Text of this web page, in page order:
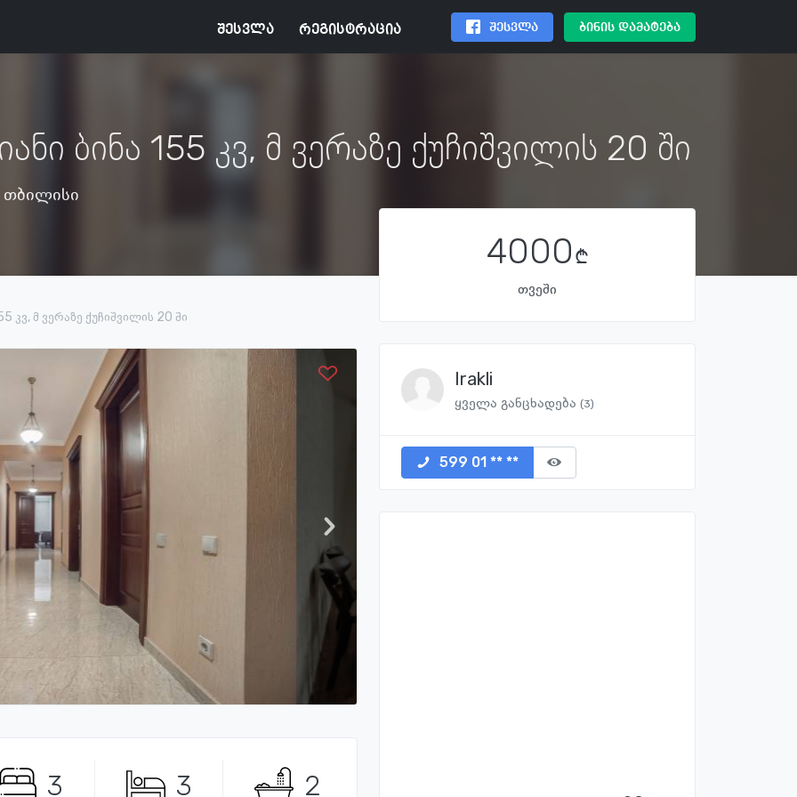
შესვლა რეგისტრაცია შესვლა ბინის დამატება
ბინა 155 კვ, მ ვერაზე ქუჩიშვილის 20 ში
თბილისი
კვ, მ ვერაზე ქუჩიშვილის 20 ში
3 3 2
4000
თვეში
Irakli
ყველა განცხადება (3)
599 01 ** **